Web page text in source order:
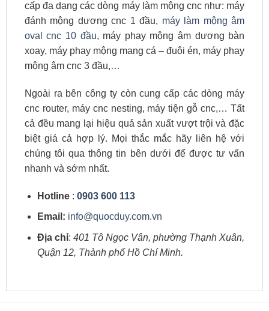
cấp đa dạng các dòng máy làm mộng cnc như: máy
đánh mộng dương cnc 1 đầu, máy làm mộng âm
oval cnc 10 đầu, máy phay mộng âm dương bàn
xoay, máy phay mộng mang cá – đuôi én, máy phay
mộng âm cnc 3 đầu,…
Ngoài ra bên công ty còn cung cấp các dòng máy
cnc router, máy cnc nesting, máy tiện gỗ cnc,… Tất
cả đều mang lại hiệu quả sản xuất vượt trội và đặc
biệt giá cả hợp lý. Mọi thắc mắc hãy liên hệ với
chúng tôi qua thông tin bên dưới để được tư vấn
nhanh và sớm nhất.
Hotline: 0903 600 113
Email: info@quocduy.com.vn
Địa chỉ: 401 Tô Ngọc Vân, phường Thạnh Xuân,
Quận 12, Thành phố Hồ Chí Minh.